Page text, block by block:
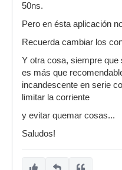
50ns.
Pero en ésta aplicación
Recuerda cambiar los
Y otra cosa, siempre que
es más que
incandescente en serie
limitar la corriente
y evitar quemar cosas...
Saludos!